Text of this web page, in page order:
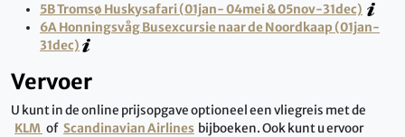
5B Tromsø Huskysafari (01jan- 04mei & 05nov-31dec)
6A Honningsvåg Busexcursie naar de Noordkaap (01jan-
31dec)
Vervoer
U kunt in de online prijsopgave optioneel een vliegreis met de
KLM of Scandinavian Airlines bijboeken. Ook kunt u ervoor